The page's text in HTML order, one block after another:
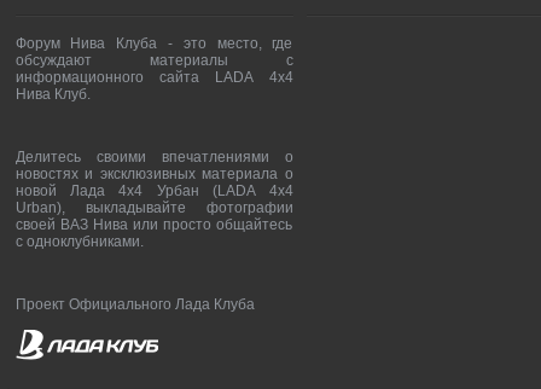
Форум Нива Клуба - это место, где
обсуждают материалы с
информационного сайта LADA 4x4
Нива Клуб.
Делитесь своими впечатлениями о
новостях и эксклюзивных материала о
новой Лада 4х4 Урбан (LADA 4x4
Urban), выкладывайте фотографии
своей ВАЗ Нива или просто общайтесь
с одноклубниками.
Проект Официального Лада Клуба